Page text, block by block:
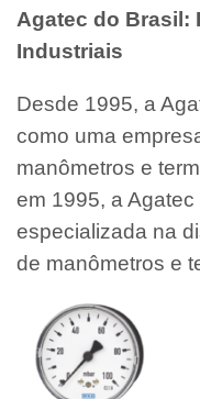
Agatec do Brasil:
Industriais
Desde 1995, a
como uma
manômetros e
em 1995, a
especializada na
de manômetros e